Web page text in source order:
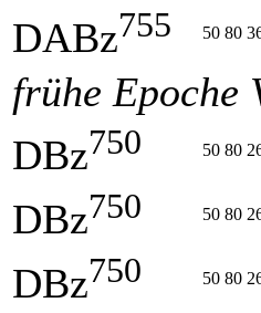
DABz755 50 80
frühe Epoche
DBz750 50 80
DBz750 50 80
DBz750 50 80